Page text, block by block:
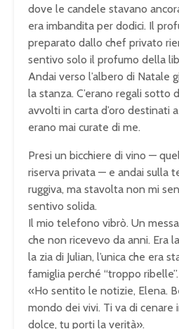
dove le candele stavano
era imbandita per dodici. Il
preparato dallo chef privato
sentivo solo il profumo della
Andai verso l’albero di Natale
la stanza. C’erano regali sotto
avvolti in carta d’oro destinati
erano mai curate di me.
Presi un bicchiere di vino —
riserva privata — e andai sulla
ruggiva, ma stavolta non mi
sentivo solida.
Il mio telefono vibrò. Un
che non ricevevo da anni. Era
la zia di Julian, l’unica che era
famiglia perché “troppo ribelle”.
«Ho sentito le notizie, Elena.
mondo dei vivi. Ti va di cenare
dolce, tu porti la verità».